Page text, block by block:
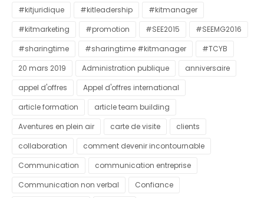
#kitjuridique
#kitleadership
#kitmanager
#kitmarketing
#promotion #SEE2015
#SEEMG2016
#sharingtime
#sharingtime #kitmanager
#TCYB
20 mars 2019
Administration publique
anniversaire
appel d'offres
Appel d'offres international
article formation
article team building
Aventures en plein air
carte de visite
clients
collaboration
comment devenir incontournable
Communication
communication entreprise
Communication non verbal
Confiance